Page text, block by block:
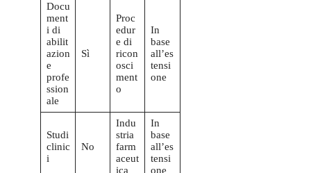
Docu
ment
i di
abilit
azion
e
profe
ssion
ale
Sì
Proc
edur
e di
ricon
osci
ment
o
In
base
all’es
tensi
one
Studi
clinic
i
No
Indu
stria
farm
aceut
ica
In
base
all’es
tensi
one